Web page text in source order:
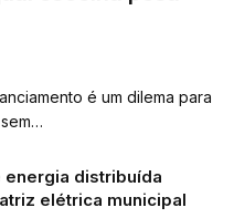
é um dilema para
energia distribuída
elétrica municipal